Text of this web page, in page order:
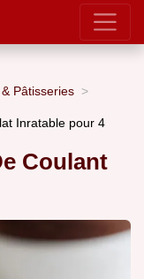
Pâtisseries
Inratable pour 4
Coulant